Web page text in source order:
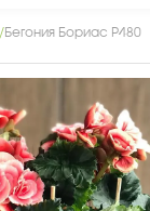
Бегония Бориас Р480